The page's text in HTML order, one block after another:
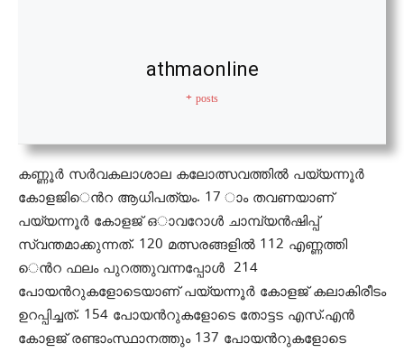
athmaonline
+ posts
കണ്ണൂർ സർവകലാശാല കലോത്സവത്തിൽ പയ്യന്നൂർ
കോളജി​െൻറ ആധിപത്യം. 17 ാം തവണയാണ്
പയ്യന്നൂർ കോളജ് ഒാവറോൾ ചാമ്പ്യൻഷിപ്പ്
സ്വന്തമാക്കുന്നത്. 120 മത്സരങ്ങളിൽ 112 എണ്ണത്തി​
െൻറ ഫലം പുറത്തുവന്നപ്പോൾ 214
പോയൻറുകളോടെയാണ് പയ്യന്നൂർ കോളജ് കലാകിരീടം
ഉറപ്പിച്ചത്. 154 പോയൻറുകളോടെ തോട്ടട എസ്.എൻ
കോളജ് രണ്ടാംസ്ഥാനത്തും 137 പോയൻറുകളോടെ